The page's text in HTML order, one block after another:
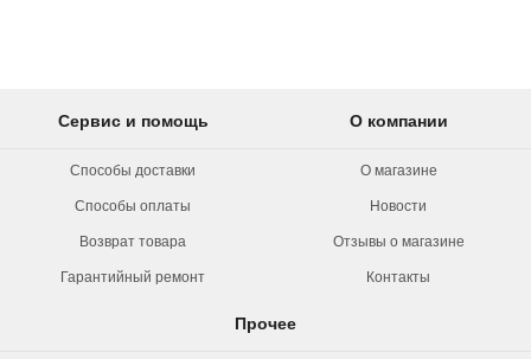
Сервис и помощь
Способы доставки
Способы оплаты
Возврат товара
Гарантийный ремонт
О компании
О магазине
Новости
Отзывы о магазине
Контакты
Прочее